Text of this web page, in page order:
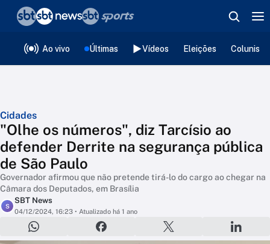
Ao vivo Últimas Vídeos Eleições
Cidades
"Olhe os números", diz Tarcísio ao
defender Derrite na segurança pública
de São Paulo
Governador afirmou que não pretende tirá-lo do cargo ao chegar na
Câmara dos Deputados, em Brasília
S
SBT News
04/12/2024, 16:23 • Atualizado há 1 ano
❮voltar
Editorias